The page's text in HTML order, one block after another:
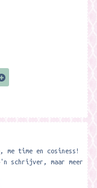
me time en cosiness!
schrijver, maar meer